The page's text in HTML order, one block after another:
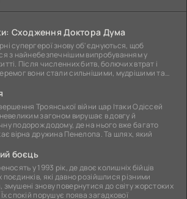
Сходження Доктора Дума
супергерої знову об'єднуються, щоб
з найнебезпечнішим випробуванням у
Після численних битв, болючих втрат і
вони стали сильнішими, мудрішими та
Троянської війни цар Ітаки Одіссей
загоном вирушає в довгу й
подорож додому, де на нього вже багато
вірна дружина Пенелопа. Та шлях, який
боєць
у 1993 рік, де двоє колишніх бійців
поєдинків, які давно розійшлися різними
знову повернутися до світу жорстоких
спокій порушує поява загадкової